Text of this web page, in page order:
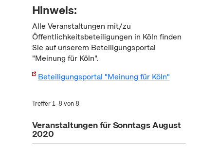
Hinweis:
Alle Veranstaltungen mit/zu
Öffentlichkeitsbeteiligungen in Köln finden
Sie auf unserem Beteiligungsportal
"Meinung für Köln".
Beteiligungsportal "Meinung für Köln"
Treffer 1–8 von 8
Veranstaltungen für Sonntags August
2020